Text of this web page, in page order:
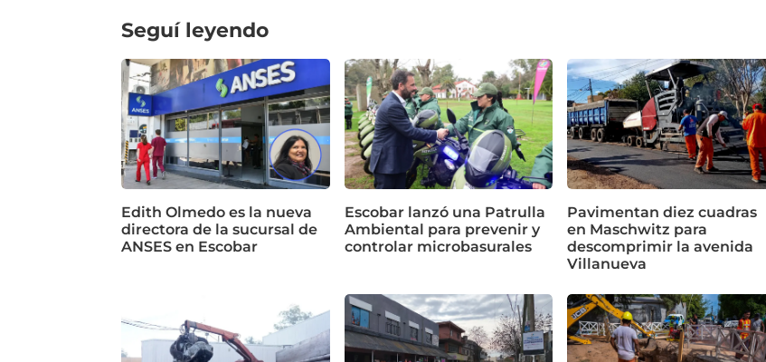
Seguí leyendo
Edith Olmedo es la nueva
directora de la sucursal de
ANSES en Escobar
Escobar lanzó una Patrulla
Ambiental para prevenir y
controlar microbasurales
Pavimentan diez cuadras
en Maschwitz para
descomprimir la avenida
Villanueva